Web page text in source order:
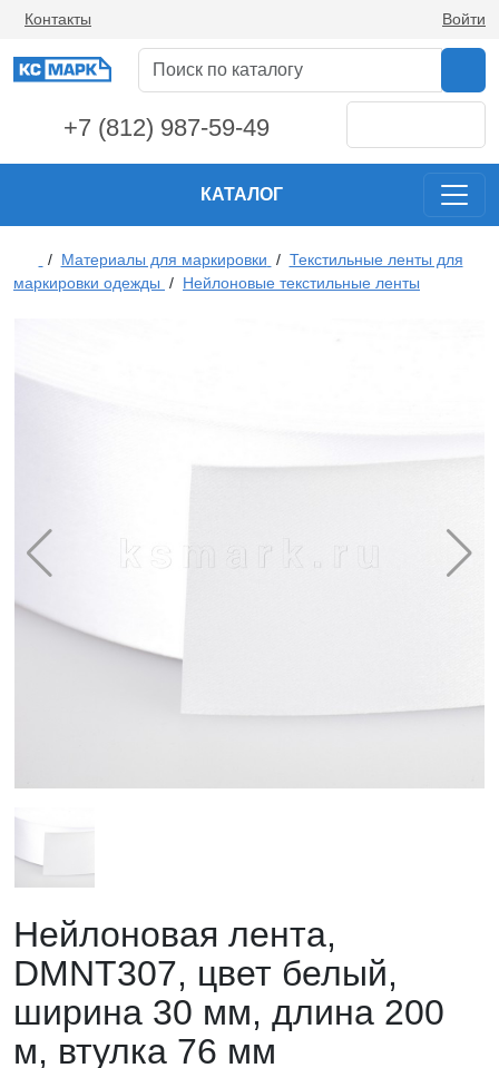
Контакты Войти
+7 (812) 987-59-49
КАТАЛОГ
/ Материалы для маркировки / Текстильные ленты для
маркировки одежды / Нейлоновые текстильные ленты
Нейлоновая лента,
DMNT307, цвет белый,
ширина 30 мм, длина 200
м, втулка 76 мм